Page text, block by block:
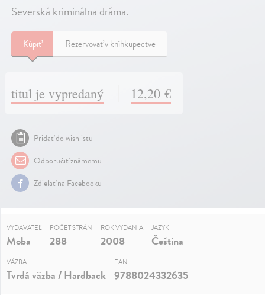
Severská kriminálna dráma.
Kúpiť Rezervovať v kníhkupectve
titul je vypredaný 12,20 €
Pridať do wishlistu
Odporučiť známemu
Zdielať na Facebooku
VYDAVATEĽ
Moba
POČET STRÁN
288
ROK VYDANIA
2008
JAZYK
Čeština
VÄZBA
Tvrdá väzba / Hardback
EAN
9788024332635